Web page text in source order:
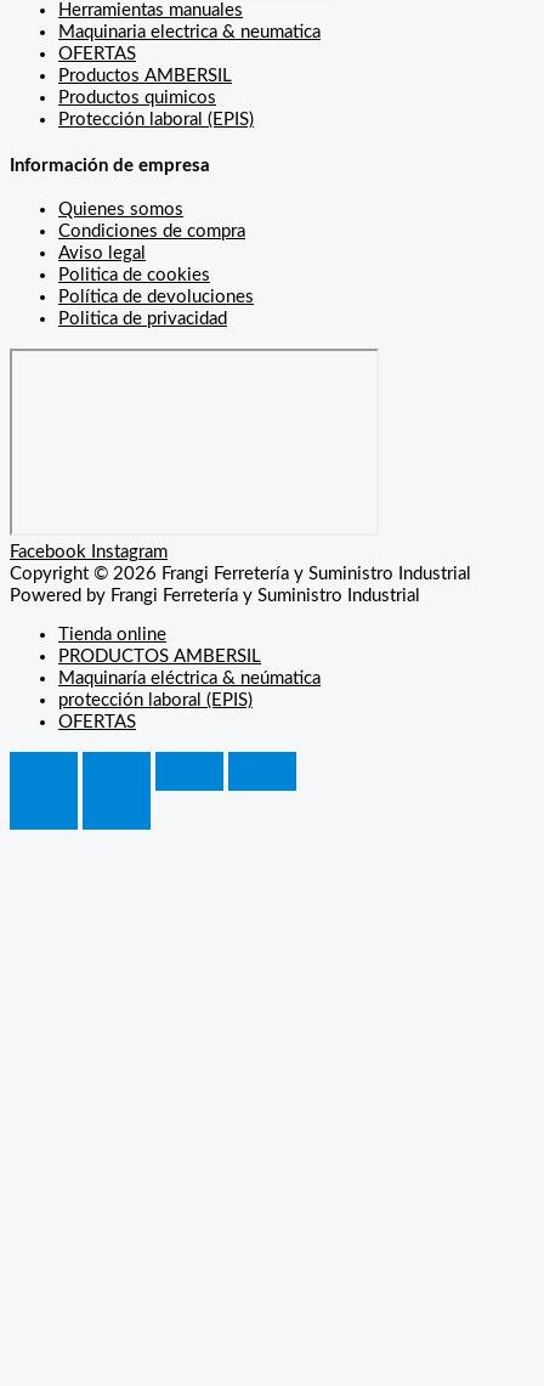
Herramientas manuales
Maquinaria electrica & neumatica
OFERTAS
Productos AMBERSIL
Productos quimicos
Protección laboral (EPIS)
Información de empresa
Quienes somos
Condiciones de compra
Aviso legal
Politica de cookies
Política de devoluciones
Politica de privacidad
Facebook
Instagram
Copyright © 2026 Frangi Ferretería y Suministro Industrial
Powered by Frangi Ferretería y Suministro Industrial
Tienda online
PRODUCTOS AMBERSIL
Maquinaría eléctrica & neúmatica
protección laboral (EPIS)
OFERTAS